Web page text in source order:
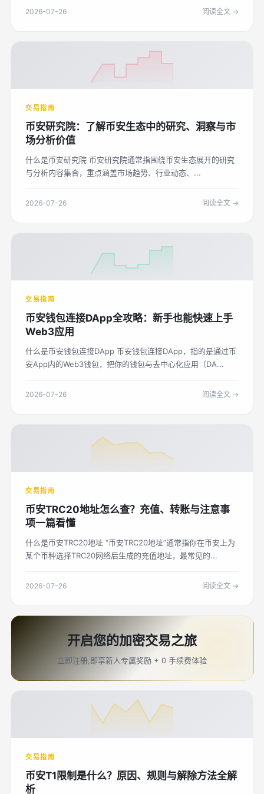
2026-07-26 阅读全文 →
交易指南
币安研究院：了解币安生态中的研究、洞察与市
场分析价值
什么是币安研究院 币安研究院通常指围绕币安生态展开的研究
与分析内容集合，重点涵盖市场趋势、行业动态、...
2026-07-26 阅读全文 →
交易指南
币安钱包连接DApp全攻略：新手也能快速上手
Web3应用
什么是币安钱包连接DApp 币安钱包连接DApp，指的是通过币
安App内的Web3钱包，把你的钱包与去中心化应用（DA...
2026-07-26 阅读全文 →
交易指南
币安TRC20地址怎么查？充值、转账与注意事
项一篇看懂
什么是币安TRC20地址 “币安TRC20地址”通常指你在币安上为
某个币种选择TRC20网络后生成的充值地址，最常见的...
2026-07-26 阅读全文 →
开启您的加密交易之旅
立即注册,即享新人专属奖励 + 0 手续费体验
交易指南
币安T1限制是什么？原因、规则与解除方法全解
析